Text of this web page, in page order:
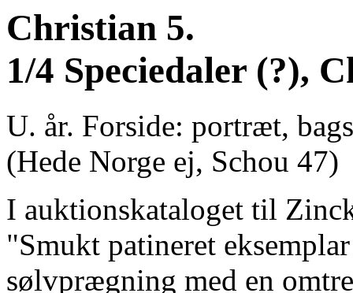
Christian 5.
1/4 Speciedaler (?),
U. år. Forside: portræt,
(Hede Norge ej, Schou 47)
I auktionskataloget til
"Smukt patineret
sølvprægning med en